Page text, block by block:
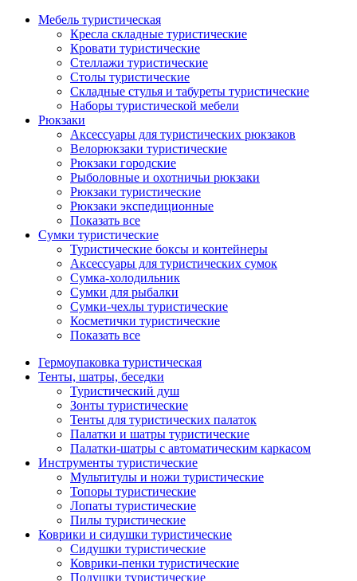
Мебель туристическая
Кресла складные туристические
Кровати туристические
Стеллажи туристические
Столы туристические
Складные стулья и табуреты туристические
Наборы туристической мебели
Рюкзаки
Аксессуары для туристических рюкзаков
Велорюкзаки туристические
Рюкзаки городские
Рыболовные и охотничьи рюкзаки
Рюкзаки туристические
Рюкзаки экспедиционные
Показать все
Сумки туристические
Туристические боксы и контейнеры
Аксессуары для туристических сумок
Сумка-холодильник
Сумки для рыбалки
Сумки-чехлы туристические
Косметички туристические
Показать все
Гермоупаковка туристическая
Тенты, шатры, беседки
Туристический душ
Зонты туристические
Тенты для туристических палаток
Палатки и шатры туристические
Палатки-шатры с автоматическим каркасом
Инструменты туристические
Мультитулы и ножи туристические
Топоры туристические
Лопаты туристические
Пилы туристические
Коврики и сидушки туристические
Сидушки туристические
Коврики-пенки туристические
Подушки туристические